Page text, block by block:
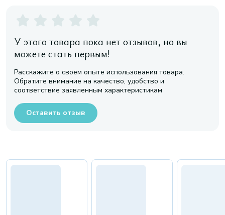
У этого товара пока нет отзывов, но вы
можете стать первым!
Расскажите о своем опыте использования товара.
Обратите внимание на качество, удобство и
соответствие заявленным характеристикам
Оставить отзыв